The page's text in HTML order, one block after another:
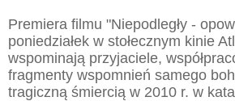
Premiera filmu "Niepodległy -
poniedziałek w stołecznym kinie
wspominają przyjaciele,
fragmenty wspomnień samego
tragiczną śmiercią w 2010 r. w